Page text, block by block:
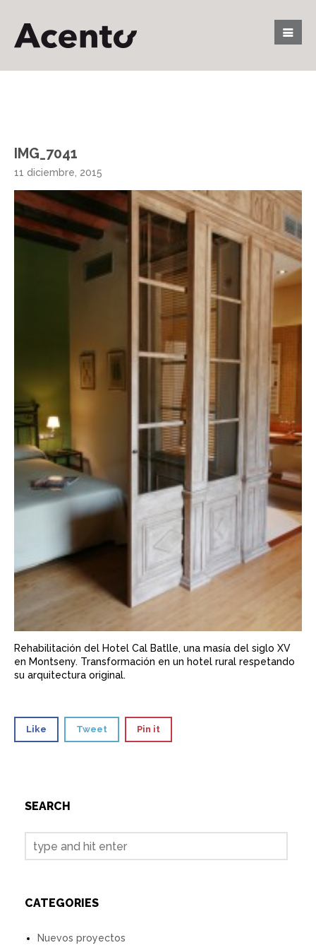
IMG_7041
11 diciembre, 2015
Rehabilitación del Hotel Cal Batlle, una masía del siglo XV
en Montseny. Transformación en un hotel rural respetando
su arquitectura original.
Like Tweet Pin it
SEARCH
CATEGORIES
Nuevos proyectos